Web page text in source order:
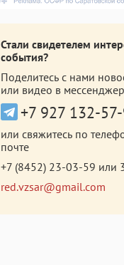
Стали свидетелем
события?
Поделитесь с нами
или видео в
+7 927 132-
или свяжитесь по
почте
+7 (8452) 23-03-59 или
red.vzsar@gmail.com